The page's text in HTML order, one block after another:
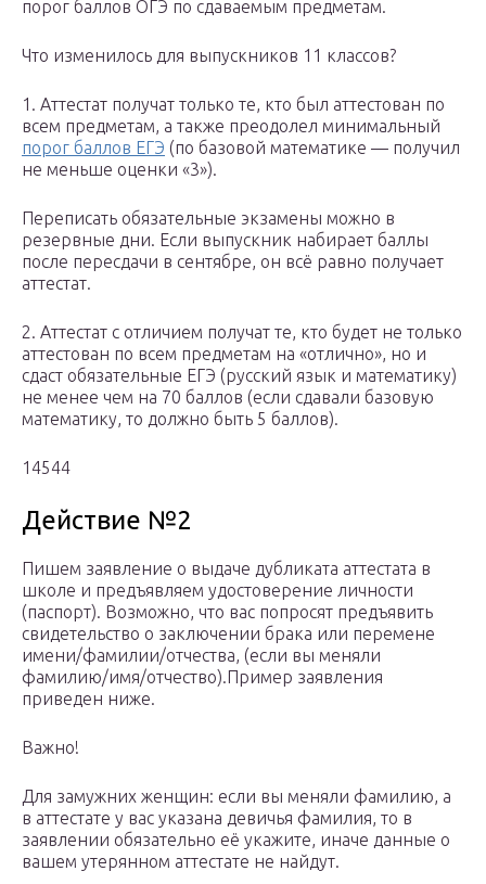
порог баллов ОГЭ по сдаваемым предметам.
Что изменилось для выпускников 11 классов?
1. Аттестат получат только те, кто был аттестован по
всем предметам, а также преодолел минимальный
порог баллов ЕГЭ (по базовой математике — получил
не меньше оценки «3»).
Переписать обязательные экзамены можно в
резервные дни. Если выпускник набирает баллы
после пересдачи в сентябре, он всё равно получает
аттестат.
2. Аттестат с отличием получат те, кто будет не только
аттестован по всем предметам на «отлично», но и
сдаст обязательные ЕГЭ (русский язык и математику)
не менее чем на 70 баллов (если сдавали базовую
математику, то должно быть 5 баллов).
14544
Действие №2
Пишем заявление о выдаче дубликата аттестата в
школе и предъявляем удостоверение личности
(паспорт). Возможно, что вас попросят предъявить
свидетельство о заключении брака или перемене
имени/фамилии/отчества, (если вы меняли
фамилию/имя/отчество).Пример заявления
приведен ниже.
Важно!
Для замужних женщин: если вы меняли фамилию, а
в аттестате у вас указана девичья фамилия, то в
заявлении обязательно её укажите, иначе данные о
вашем утерянном аттестате не найдут.